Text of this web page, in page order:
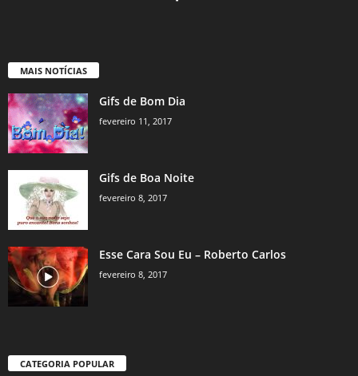
MAIS NOTÍCIAS
Gifs de Bom Dia
fevereiro 11, 2017
Gifs de Boa Noite
fevereiro 8, 2017
Esse Cara Sou Eu – Roberto Carlos
fevereiro 8, 2017
CATEGORIA POPULAR